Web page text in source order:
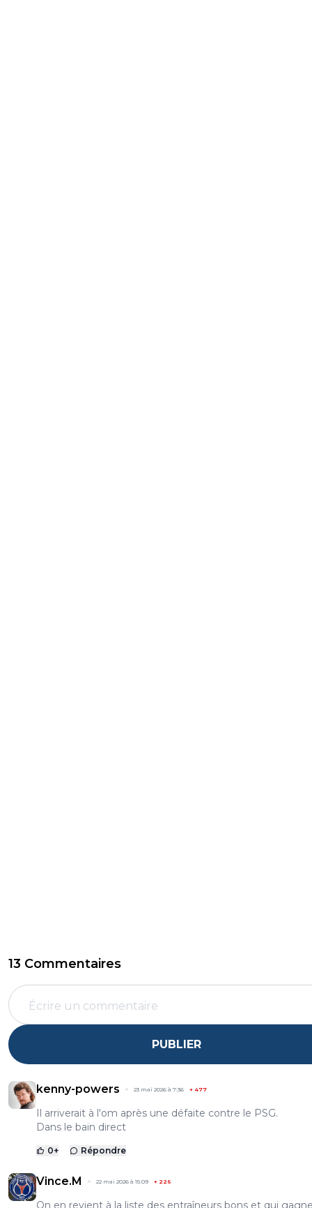
13 Commentaires
PUBLIER
kenny-powers 23 mai 2026 à 7:36 + 477
Il arriverait à l'om après une défaite contre le PSG.
Dans le bain direct
0+ Répondre
Vince.M 22 mai 2026 à 15:09 + 226
On en revient à la liste des entraîneurs bons et qui